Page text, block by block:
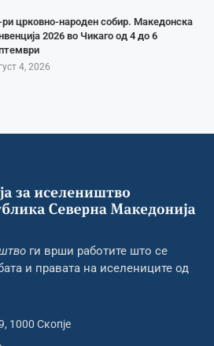
ри црковно-народен собир. Македонска
2026 во Чикаго од 4 до 6
4, 2026
ги врши работите што се
и правата на иселениците од
1000 Скопје